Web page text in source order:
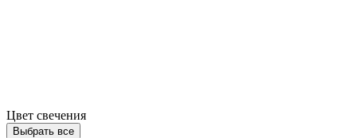
Цвет свечения
Выбрать все